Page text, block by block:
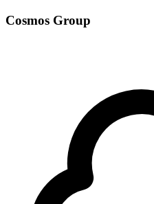
Cosmos Group